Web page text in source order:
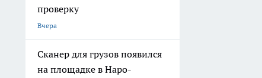
проверку
Вчера
Сканер для грузов появился
на площадке в Наро-